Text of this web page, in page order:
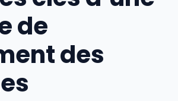
de
des